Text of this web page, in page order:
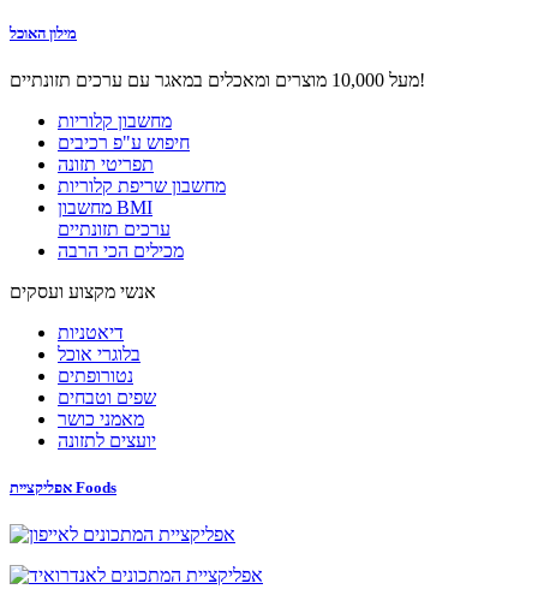
מילון האוכל
מעל 10,000 מוצרים ומאכלים במאגר עם ערכים תזונתיים!
מחשבון קלוריות
חיפוש ע"פ רכיבים
תפריטי תזונה
מחשבון שריפת קלוריות
מחשבון BMI
ערכים תזונתיים
מכילים הכי הרבה
אנשי מקצוע ועסקים
דיאטניות
בלוגרי אוכל
נטורופתים
שפים וטבחים
מאמני כושר
יועצים לתזונה
אפליקציית Foods